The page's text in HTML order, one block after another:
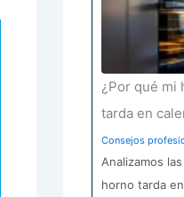
¿Por qué mi
tarda en
Consejos
Analizamos
horno tarda